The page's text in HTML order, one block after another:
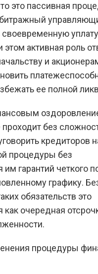
это пассивная
своевременную
активная роль
и
ее полной
без
кредиторов
процедуры без
им гарантий четкого
графику.
обязательств это
как очередная